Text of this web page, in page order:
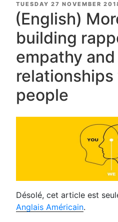
POSTED
ON
TUESDAY 27 NOVEMBER
(English)
building
empathy and
people
Désolé, cet article est
Anglais Américain.